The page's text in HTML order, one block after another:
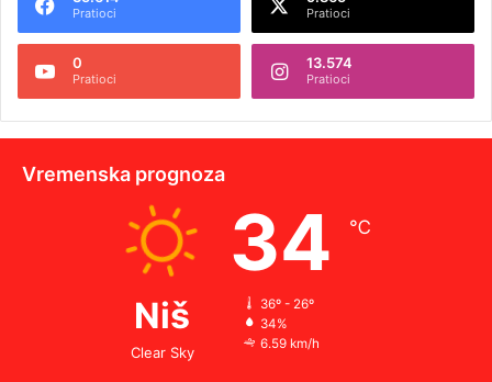
Pratioci Pratioci
0
Pratioci
13.574
Pratioci
Vremenska prognoza
Niš
Clear Sky
34 ℃
36º - 26º
34%
6.59 km/h